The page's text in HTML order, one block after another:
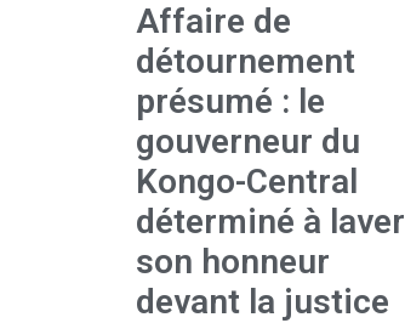
Affaire de
détournement
présumé : le
gouverneur du
Kongo-Central
déterminé à laver
son honneur
devant la justice